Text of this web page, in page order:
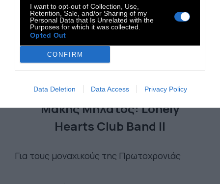
I want to opt-out of Collection, Use,
Retention, Sale, and/or Sharing of my
Personal Data that Is Unrelated with the
Purposes for which it was collected.
Opted Out
CONFIRM
Data Deletion Data Access Privacy Policy
Μάκης Μηλάτος: Lonely
Hearts Club Band ΙΙ
Για τους μοναχικούς της Πρωτοχρονιάς